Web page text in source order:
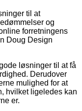
til at
og
forretningens
Doug Design
løsninger til at få
Derudover
mulighed for at
hvilket ligeledes kan
er.